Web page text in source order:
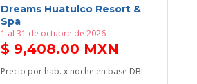
Dreams Huatulco Resort &
Spa
1 al 31 de octubre de 2026
$ 9,408.00 MXN
Precio por hab. x noche en base DBL